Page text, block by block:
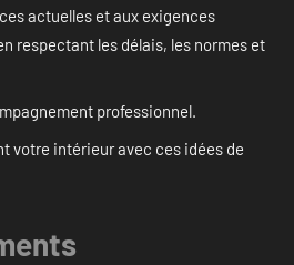
actuelles et aux exigences
respectant les délais, les normes et
professionnel.
votre intérieur avec ces idées de